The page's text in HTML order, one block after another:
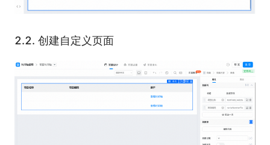
2.2. 创建自定义页面